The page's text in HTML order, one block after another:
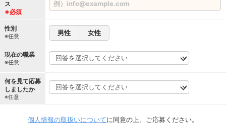
ス
※必須
性別
※任意 男性 女性
現在の職業
※任意
何を見て応募
しましたか
※任意
個人情報の取扱いについてに同意の上、ご応募ください。